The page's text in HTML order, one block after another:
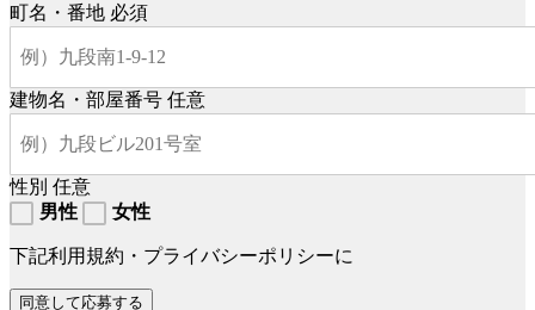
町名・番地 必須
建物名・部屋番号 任意
性別 任意
男性
女性
下記利用規約・プライバシーポリシーに